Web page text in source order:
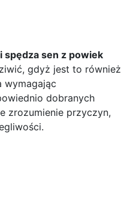
spędza sen z powiek
gdyż jest to również
wymagając
dobranych
zrozumienie przyczyn,